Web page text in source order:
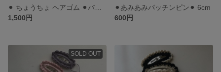
1,500円
⚫︎あみあみパッチンピン⚫︎ 6cm
600円
SOLD OUT